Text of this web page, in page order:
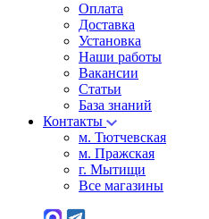
Оплата
Доставка
Установка
Наши работы
Вакансии
Статьи
База знаний
Контакты
м. Тютчевская
м. Пражская
г. Мытищи
Все магазины